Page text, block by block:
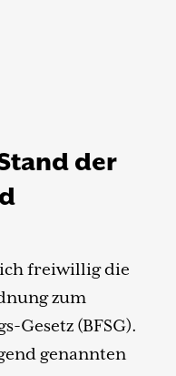
der
freiwillig die
zum
Gesetz (BFSG).
genannten